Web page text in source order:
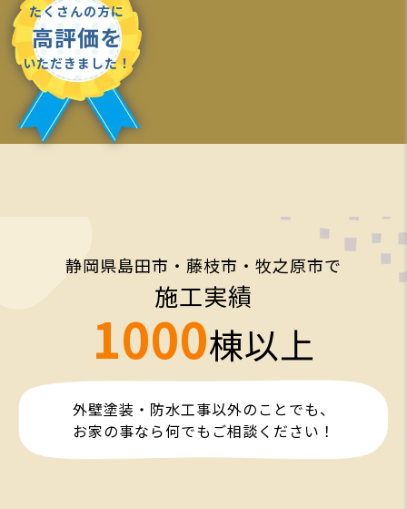
たくさんの方に
高評価を
いただきました！
静岡県島田市・藤枝市・牧之原市で
施工実績
1000棟以上
外壁塗装・防水工事以外のことでも、
お家の事なら何でもご相談ください！